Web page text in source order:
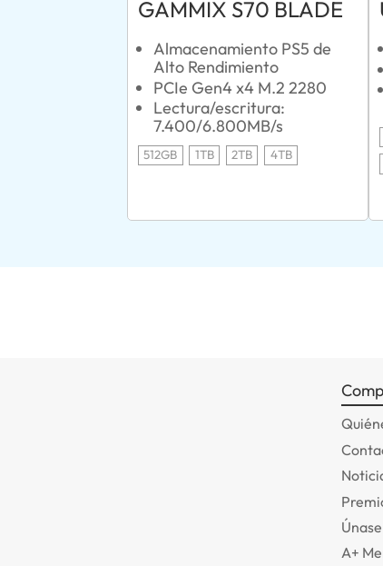
GAMMIX S70 BLADE
Almacenamiento PS5 de
Alto Rendimiento
PCIe Gen4 x4 M.2 2280
Lectura/escritura:
7.400/6.800MB/s
512GB 1TB 2TB 4TB
A+